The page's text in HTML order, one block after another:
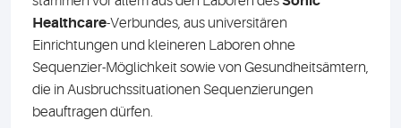
Healthcare-Verbundes, aus universitären
Einrichtungen und kleineren Laboren ohne
Sequenzier-Möglichkeit sowie von Gesundheitsämtern,
die in Ausbruchssituationen Sequenzierungen
beauftragen dürfen.